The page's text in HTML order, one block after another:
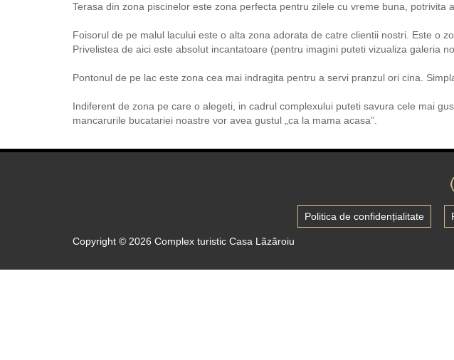
Terasa din zona piscinelor este zona perfecta pentru zilele cu vreme buna,
Foisorul de pe malul lacului este o alta zona adorata de catre clientii nostri. Este o
Privelistea de aici este absolut incantatoare (pentru imagini puteti vizualiza galeria
Pontonul de pe lac este zona cea mai indragita pentru a servi pranzul ori cina.
Indiferent de zona pe care o alegeti, in cadrul complexului puteti savura cele mai
mancarurile bucatariei noastre vor avea gustul „ca la mama acasa”.
Politica de confidențialitate
Copyright © 2026 Complex turistic Casa Lãzãroiu